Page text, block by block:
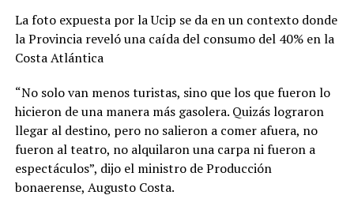
La foto expuesta por la Ucip se da en un contexto donde
la Provincia reveló una caída del consumo del 40% en la
Costa Atlántica
“No solo van menos turistas, sino que los que fueron lo
hicieron de una manera más gasolera. Quizás lograron
llegar al destino, pero no salieron a comer afuera, no
fueron al teatro, no alquilaron una carpa ni fueron a
espectáculos”, dijo el ministro de Producción
bonaerense, Augusto Costa.